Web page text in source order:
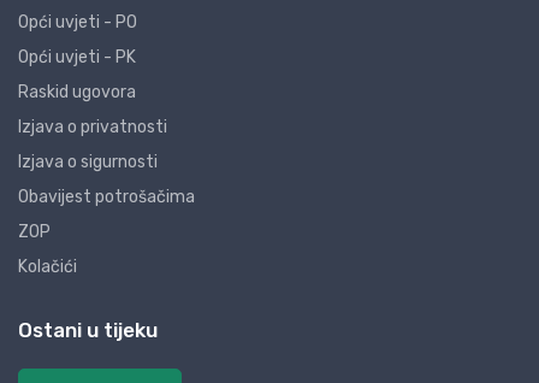
Opći uvjeti - PO
Opći uvjeti - PK
Raskid ugovora
Izjava o privatnosti
Izjava o sigurnosti
Obavijest potrošačima
ZOP
Kolačići
Ostani u tijeku